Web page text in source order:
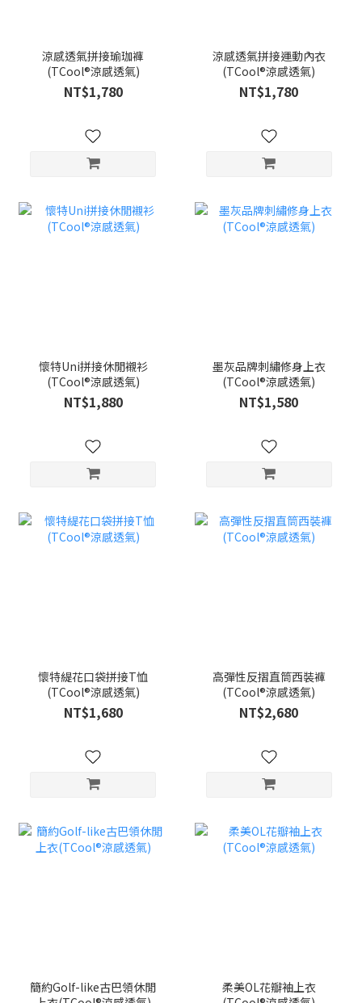
涼感透氣拼接瑜珈褲
(TCool®涼感透氣)
NT$1,780
涼感透氣拼接運動內衣
(TCool®涼感透氣)
NT$1,780
懷特Uni拼接休閒襯衫
(TCool®涼感透氣)
NT$1,880
墨灰品牌刺繡修身上衣
(TCool®涼感透氣)
NT$1,580
懷特緹花口袋拼接T恤
(TCool®涼感透氣)
NT$1,680
高彈性反摺直筒西裝褲
(TCool®涼感透氣)
NT$2,680
簡約Golf-like古巴領休閒
柔美OL花瓣袖上衣